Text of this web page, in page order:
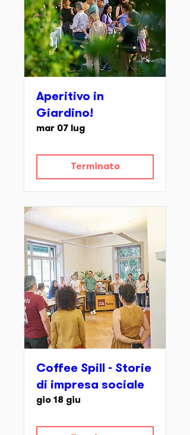
Aperitivo in
Giardino!
mar 07 lug
Terminato
Coffee Spill - Storie
di impresa sociale
gio 18 giu